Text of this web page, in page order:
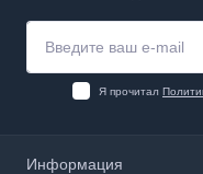
Я прочитал
Информация